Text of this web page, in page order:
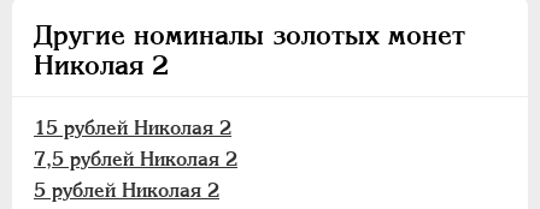
Другие номиналы золотых монет
Николая 2
15 рублей Николая 2
7,5 рублей Николая 2
5 рублей Николая 2